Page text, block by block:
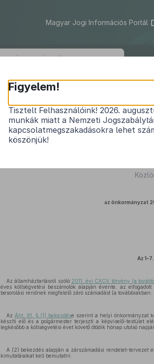
Magyar Jogi Információs Portál
Királyegyháza
testületének 8/2025.
az önkormányzat
Az
Az államháztartásról szóló 2011. évi CXCV. törvény (a
éves költségvetési beszámolók alapján évente, az
besorolási rendnek megfelelő záró számadást (a
Az Áht. 91. § (1) bekezdése szerint a helyi önkormányzat
készíti elő és a polgármester terjeszti a képviselő-testület
legkésőbb a költségvetési évet követő ötödik hónap utolsó
A (2) bekezdés alapján a zárszámadási rendelet-tervezet
kimutatásokat kell bemutatni:
Figyelem!
Tisztelt Felhasználóink! 2026.
munkák miatt a Nemzeti
kapcsolatmegszakadásokra lehet
köszönjük!